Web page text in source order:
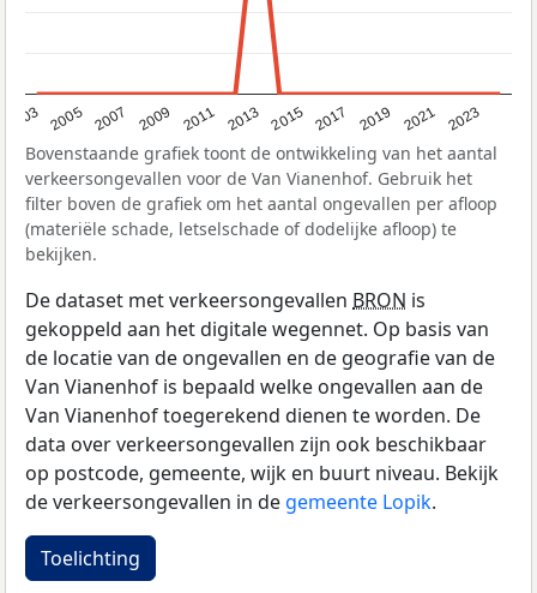
2003 2005 2007 2009 2011 2013 2015 2017 2019 2021 2023
Bovenstaande grafiek toont de ontwikkeling van het aantal
verkeersongevallen voor de Van Vianenhof. Gebruik het
filter boven de grafiek om het aantal ongevallen per afloop
(materiële schade, letselschade of dodelijke afloop) te
bekijken.
De dataset met verkeersongevallen BRON is
gekoppeld aan het digitale wegennet. Op basis van
de locatie van de ongevallen en de geografie van de
Van Vianenhof is bepaald welke ongevallen aan de
Van Vianenhof toegerekend dienen te worden. De
data over verkeersongevallen zijn ook beschikbaar
op postcode, gemeente, wijk en buurt niveau. Bekijk
de verkeersongevallen in de gemeente Lopik.
Toelichting